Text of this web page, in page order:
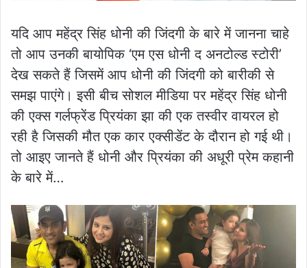
यदि आप महेंद्र सिंह धोनी की जिंदगी के बारे में जानना चाहे
तो आप उनकी बायोपिक ‘एम एस धोनी द अनटोल्ड स्टोरी’
देख सकते हैं जिसमें आप धोनी की जिंदगी को बारीकी से
समझ पाएंगे। इसी बीच सोशल मीडिया पर महेंद्र सिंह धोनी
की एक्स गर्लफ्रेंड प्रियंका झा की एक तस्वीर वायरल हो
रही है जिसकी मौत एक कार एक्सीडेंट के दौरान हो गई थी।
तो आइए जानते हैं धोनी और प्रियंका की अधूरी प्रेम कहानी
के बारे में…